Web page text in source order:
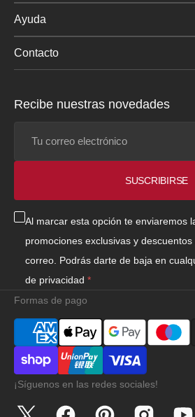
Ayuda
Contacto
Recibe nuestras novedades
SUSCRIBIRSE
Al marcar esta opción te enviaremos
promociones exclusivas y
correo. Podrás darte de baja en
de privacidad
Formas de pago
¡Síguenos en las redes sociales!